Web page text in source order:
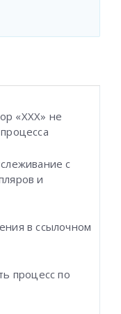
«XXX» не
с
и
в ссылочном
процесс по